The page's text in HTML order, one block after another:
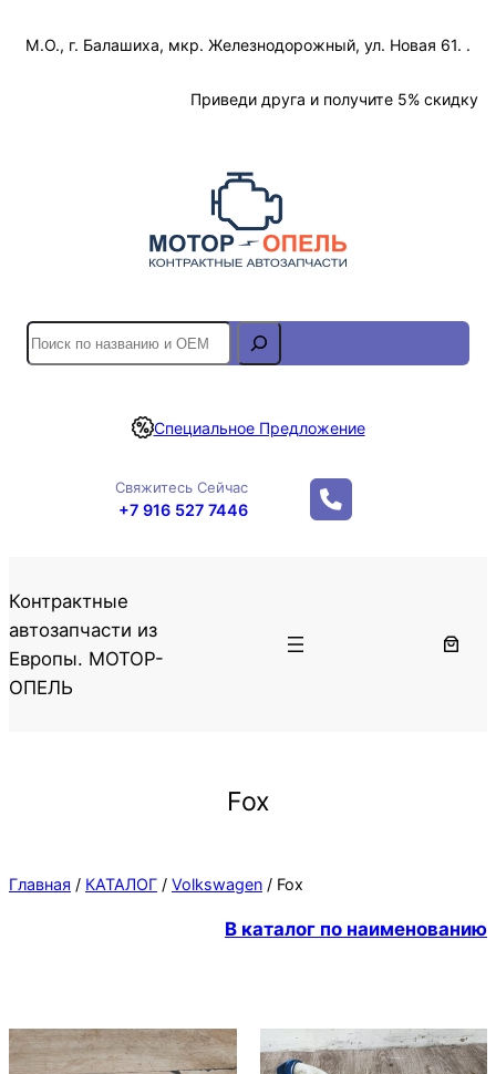
М.О., г. Балашиха, мкр. Железнодорожный, ул. Новая 61. .
Приведи друга и получите 5% скидку
S
e
r
Специальное Предложение
Свяжитесь Сейчас
+7 916 527 7446
Контрактные
автозапчасти из
Европы. МОТОР-
ОПЕЛЬ
Fox
Главная / КАТАЛОГ / Volkswagen / Fox
В каталог по наименованию